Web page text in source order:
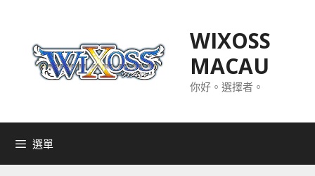
WIXOSS
MACAU
你好。選擇者。
選單